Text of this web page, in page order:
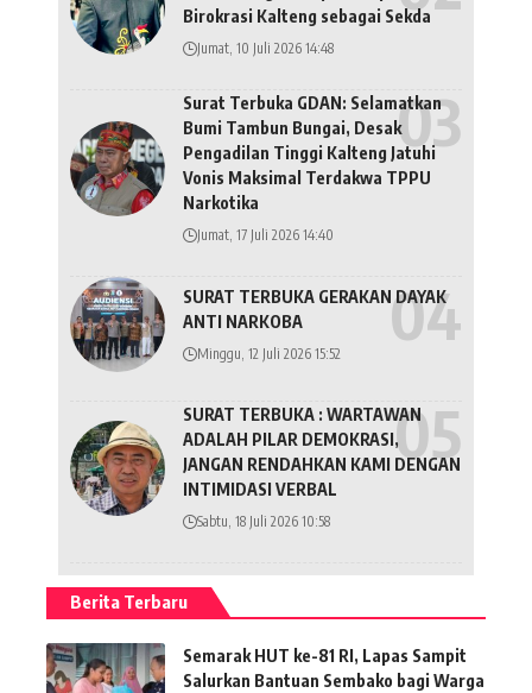
Birokrasi Kalteng sebagai Sekda
Jumat, 10 Juli 2026 14:48
Surat Terbuka GDAN: Selamatkan
Bumi Tambun Bungai, Desak
Pengadilan Tinggi Kalteng Jatuhi
Vonis Maksimal Terdakwa TPPU
Narkotika
Jumat, 17 Juli 2026 14:40
SURAT TERBUKA GERAKAN DAYAK
ANTI NARKOBA
Minggu, 12 Juli 2026 15:52
SURAT TERBUKA : WARTAWAN
ADALAH PILAR DEMOKRASI,
JANGAN RENDAHKAN KAMI DENGAN
INTIMIDASI VERBAL
Sabtu, 18 Juli 2026 10:58
Berita Terbaru
Semarak HUT ke-81 RI, Lapas Sampit
Salurkan Bantuan Sembako bagi Warga